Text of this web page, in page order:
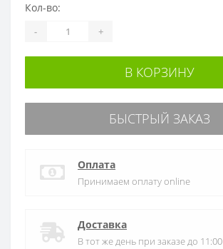
Кол-во:
- +
В КОРЗИНУ
БЫСТРЫЙ ЗАКАЗ
Оплата
Принимаем оплату online
Доставка
В тот же день при заказе до 11:00